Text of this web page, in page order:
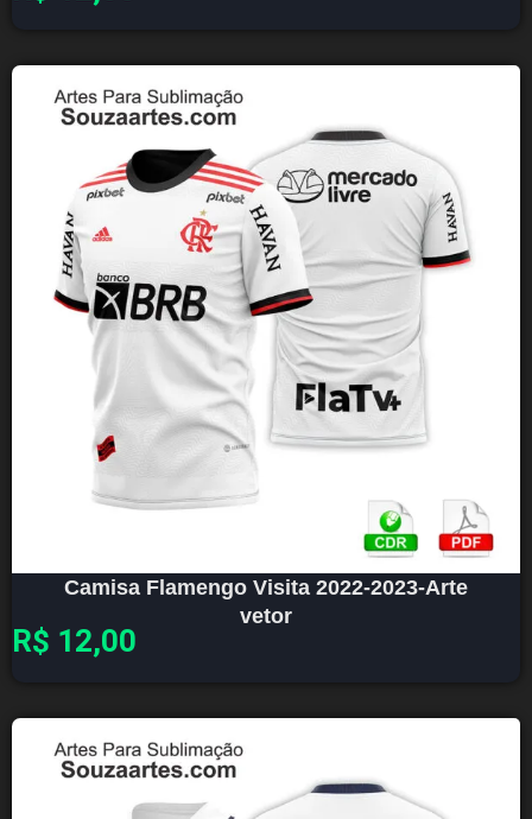
Camisa Flamengo Visita 2022-2023-Arte
vetor
R$ 12,00